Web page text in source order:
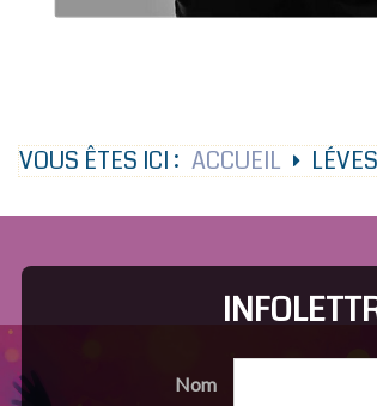
VOUS ÊTES ICI : ACCUEIL
Nom